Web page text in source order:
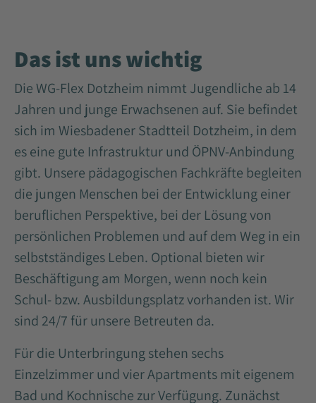
Das ist uns wichtig
Die WG-Flex Dotzheim nimmt Jugendliche ab 14
Jahren und junge Erwachsenen auf. Sie befindet
sich im Wiesbadener Stadtteil Dotzheim, in dem
es eine gute Infrastruktur und ÖPNV-Anbindung
gibt. Unsere pädagogischen Fachkräfte begleiten
die jungen Menschen bei der Entwicklung einer
beruflichen Perspektive, bei der Lösung von
persönlichen Problemen und auf dem Weg in ein
selbstständiges Leben. Optional bieten wir
Beschäftigung am Morgen, wenn noch kein
Schul- bzw. Ausbildungsplatz vorhanden ist. Wir
sind 24/7 für unsere Betreuten da.
Für die Unterbringung stehen sechs
Einzelzimmer und vier Apartments mit eigenem
Bad und Kochnische zur Verfügung. Zunächst